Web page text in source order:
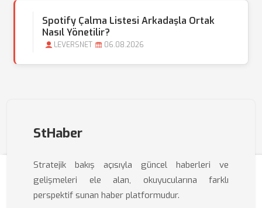
Spotify Çalma Listesi Arkadaşla Ortak
Nasıl Yönetilir?
LEVERSNET 06.08.2026
StHaber
Stratejik bakış açısıyla güncel haberleri ve
gelişmeleri ele alan, okuyucularına farklı
perspektif sunan haber platformudur.